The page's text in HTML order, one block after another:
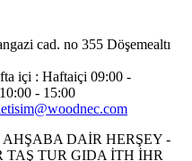
cad. no 355 Döşemealtı
içi : Haftaiçi 09:00 -
- 15:00
AHŞABA DAİR HERŞEY -
TAŞ TUR GIDA İTH İHR